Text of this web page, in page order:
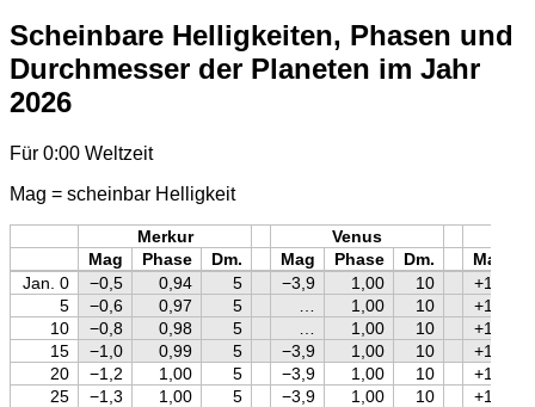
Scheinbare Helligkeiten, Phasen und
Durchmesser der Planeten im Jahr
2026
Für 0:00 Weltzeit
Mag = scheinbar Helligkeit
Merkur Venus
Mag
Phase Dm. Mag Phase Dm. Mag
Jan. 0
−0,5 0,94 5 −3,9 1,00 10
+1,2
5
−0,6 0,97 5 1,00 10
+1,2
10
−0,8 0,98 5 1,00 10
+1,2
15
−1,0 0,99 5 −3,9 1,00 10
+1,2
20
−1,2 1,00 5 −3,9 1,00 10
+1,2
25
−1,3 1,00 5 −3,9 1,00 10
+1,2